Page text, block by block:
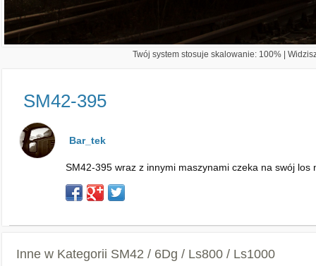
Twój system stosuje skalowanie: 100% |
SM42-395
Bar_tek
SM42-395 wraz z innymi maszynami czeka na swój los
Inne w Kategorii SM42 / 6Dg / Ls800 / Ls1000